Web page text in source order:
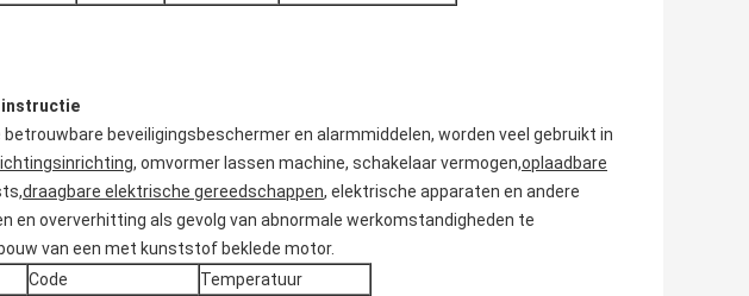
instructie
beveiligingsbeschermer en alarmmiddelen, worden veel gebruikt in
, omvormer lassen machine, schakelaar vermogen,oplaadbare
draagbare elektrische gereedschappen, elektrische apparaten en andere
en oververhitting als gevolg van abnormale werkomstandigheden te
van een met kunststof beklede motor.
Code
Temperatuur